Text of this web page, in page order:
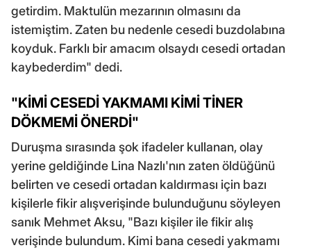
getirdim. Maktulün mezarının olmasını da
istemiştim. Zaten bu nedenle cesedi buzdolabına
koyduk. Farklı bir amacım olsaydı cesedi ortadan
kaybederdim" dedi.
"KİMİ CESEDİ YAKMAMI KİMİ TİNER
DÖKMEMİ ÖNERDİ"
Duruşma sırasında şok ifadeler kullanan, olay
yerine geldiğinde Lina Nazlı'nın zaten öldüğünü
belirten ve cesedi ortadan kaldırması için bazı
kişilerle fikir alışverişinde bulunduğunu söyleyen
sanık Mehmet Aksu, "Bazı kişiler ile fikir alış
verişinde bulundum. Kimi bana cesedi yakmamı